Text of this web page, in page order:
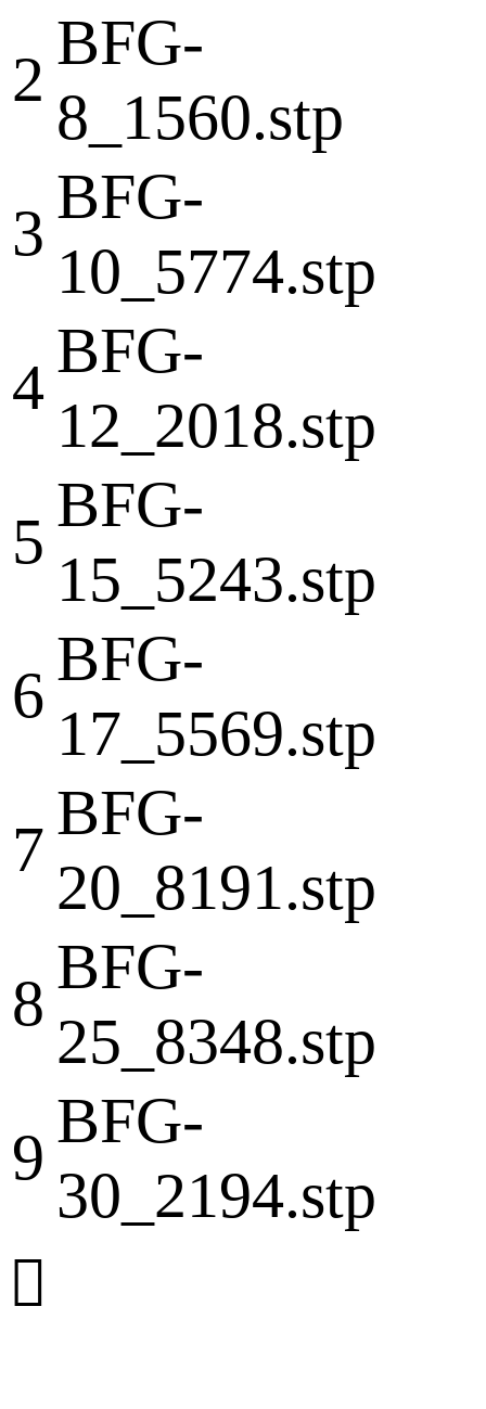
2
BFG-
8_1560.stp
3
BFG-
10_5774.stp
4
BFG-
12_2018.stp
5
BFG-
15_5243.stp
6
BFG-
17_5569.stp
7
BFG-
20_8191.stp
8
BFG-
25_8348.stp
9
BFG-
30_2194.stp
